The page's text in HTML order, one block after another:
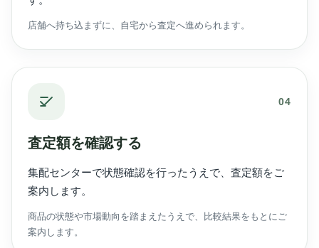
店舗へ持ち込まずに、自宅から査定へ進められます。
04
査定額を確認する
集配センターで状態確認を行ったうえで、査定額をご
案内します。
商品の状態や市場動向を踏まえたうえで、比較結果をもとにご
案内します。